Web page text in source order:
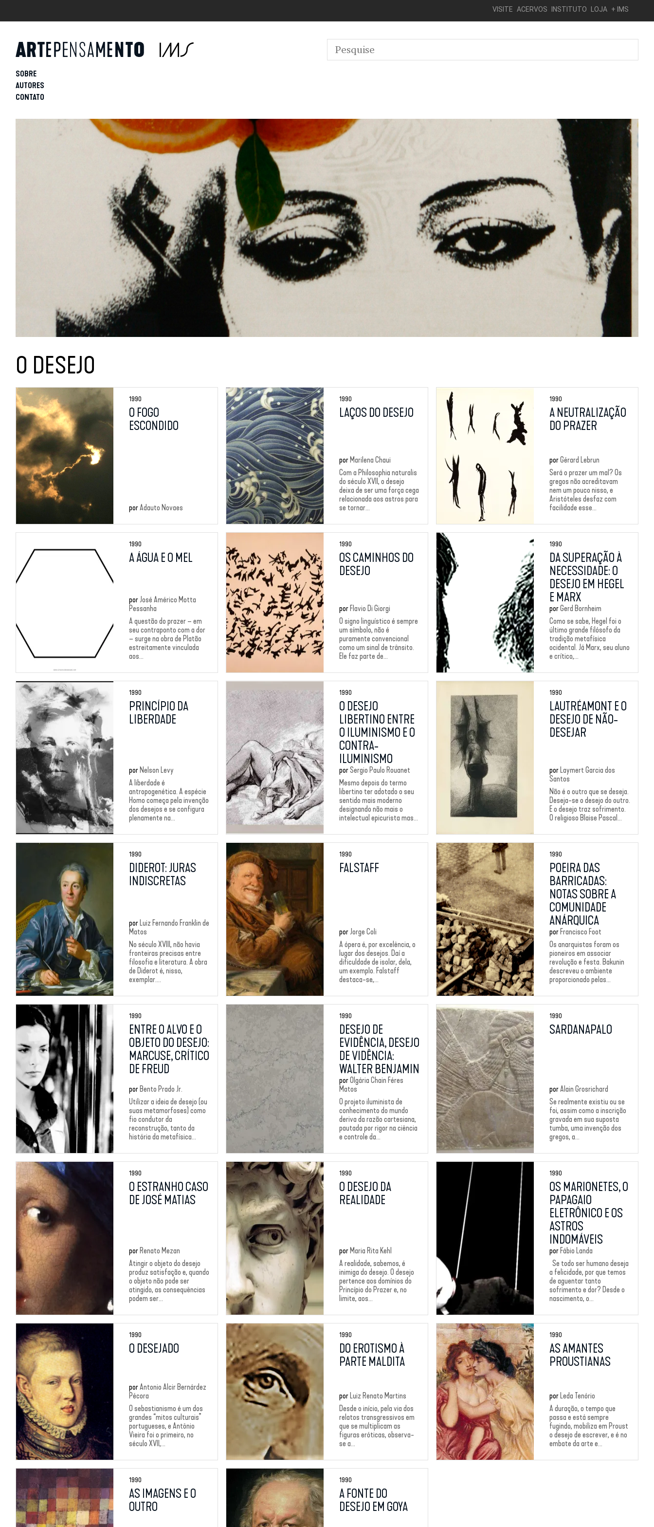
VISITE ACERVOS INSTITUTO LOJA + IMS
SOBRE
AUTORES
CONTATO
O DESEJO
1990
O FOGO
ESCONDIDO
porAdauto Novaes
1990
LAÇOS DO DESEJO
por Marilena Chaui
Com a Philosophia naturalis
do século XVII, o desejo
deixa de ser uma força cega
relacionada aos astros para
se tornar...
1990
A NEUTRALIZAÇÃO
DO PRAZER
porGérard Lebrun
Será o prazer um mal? Os
gregos não acreditavam
nem um pouco nisso, e
Aristóteles desfaz com
facilidade esse...
1990
A ÁGUA E O MEL
por José Américo Motta
Pessanha
A questão do prazer – em
seu contraponto com a dor
– surge na obra de Platão
estreitamente vinculada
aos...
1990
OS CAMINHOS DO
DESEJO
por Flavio Di Giorgi
O signo linguístico é sempre
um símbolo, não é
puramente convencional
como um sinal de trânsito.
Ele faz parte de...
1990
DA SUPERAÇÃO À
NECESSIDADE: O
DESEJO EM HEGEL
E MARX
porGerd Bornheim
Como se sabe, Hegel foi o
último grande filósofo da
tradição metafísica
ocidental. Já Marx, seu aluno
e crítico,...
1990
PRINCÍPIO DA
LIBERDADE
por Nelson Levy
A liberdade é
antropogenética. A espécie
Homo começa pela invenção
dos desejos e se configura
plenamente na...
1990
O DESEJO
LIBERTINO ENTRE
O ILUMINISMO E O
CONTRA-
ILUMINISMO
porSergio Paulo Rouanet
Mesmo depois do termo
libertino ter adotado o seu
sentido mais moderno
designando não mais o
intelectual epicurista mas...
1990
LAUTRÉAMONT E O
DESEJO DE NÃO-
DESEJAR
por Laymert Garcia dos
Santos
Não é o outro que se deseja.
Deseja-se o desejo do outro.
E o desejo traz sofrimento.
O religioso Blaise Pascal...
1990
DIDEROT: JURAS
INDISCRETAS
por Luiz Fernando Franklin de
Matos
No século XVIII, não havia
fronteiras precisas entre
filosofia e literatura. A obra
de Diderot é, nisso,
exemplar....
1990
FALSTAFF
por Jorge Coli
A ópera é, por excelência, o
lugar dos desejos. Daí a
dificuldade de isolar, dela,
um exemplo. Falstaff
destaca-se,...
1990
POEIRA DAS
BARRICADAS:
NOTAS SOBRE A
COMUNIDADE
ANÁRQUICA
por Francisco Foot
Os anarquistas foram os
pioneiros em associar
revolução e festa. Bakunin
descreveu o ambiente
proporcionado pelas...
1990
ENTRE O ALVO E O
OBJETO DO DESEJO:
MARCUSE, CRÍTICO
DE FREUD
por Bento Prado Jr.
Utilizar a ideia de desejo (ou
suas metamorfoses) como
fio condutor da
reconstrução, tanto da
história da metafísica...
1990
DESEJO DE
EVIDÊNCIA, DESEJO
DE VIDÊNCIA:
WALTER BENJAMIN
porOlgária Chain Féres
Matos
O projeto iluminista de
conhecimento do mundo
deriva da razão cartesiana,
pautada por rigor na ciência
e controle da...
1990
SARDANAPALO
porAlain Grosrichard
Se realmente existiu ou se
foi, assim como a inscrição
gravada em sua suposta
tumba, uma invenção dos
gregos, a...
1990
O ESTRANHO CASO
DE JOSÉ MATIAS
por Renato Mezan
Atingir o objeto do desejo
produz satisfação e, quando
o objeto não pode ser
atingido, as consequências
podem ser...
1990
O DESEJO DA
REALIDADE
por Maria Rita Kehl
A realidade, sabemos, é
inimiga do desejo. O desejo
pertence aos domínios do
Princípio do Prazer e, no
limite, aos...
1990
OS MARIONETES, O
PAPAGAIO
ELETRÔNICO E OS
ASTROS
INDOMÁVEIS
por Fábio Landa
Se todo ser humano deseja
a felicidade, por que temos
de aguentar tanto
sofrimento e dor? Desde o
nascimento, o...
1990
O DESEJADO
porAntonio Alcir Bernárdez
Pécora
O sebastianismo é um dos
grandes “mitos culturais”
portugueses, e Antônio
Vieira foi o primeiro, no
século XVII,...
1990
DO EROTISMO À
PARTE MALDITA
por Luiz Renato Martins
Desde o início, pela via dos
relatos transgressivos em
que se multiplicam as
figuras eróticas, observa-
se a...
1990
AS AMANTES
PROUSTIANAS
por Leda Tenório
A duração, o tempo que
passa e está sempre
fugindo, mobiliza em Proust
o desejo de escrever, e é no
embate da arte e...
1990
AS IMAGENS E O
OUTRO
1990
A FONTE DO
DESEJO EM GOYA